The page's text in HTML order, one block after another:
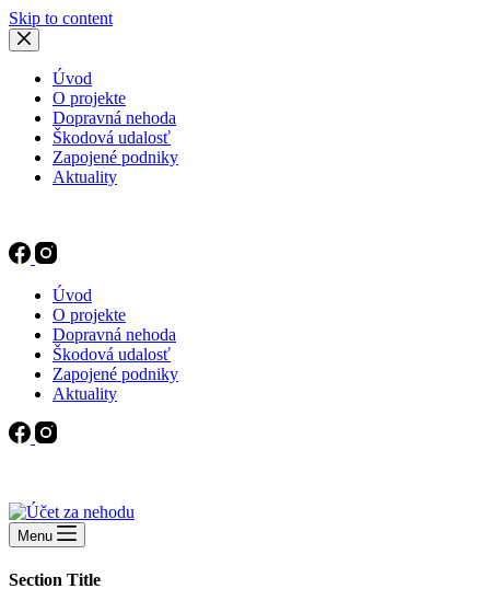
Skip to content
Úvod
O projekte
Dopravná nehoda
Škodová udalosť
Zapojené podniky
Aktuality
Úvod
O projekte
Dopravná nehoda
Škodová udalosť
Zapojené podniky
Aktuality
Menu
Section Title